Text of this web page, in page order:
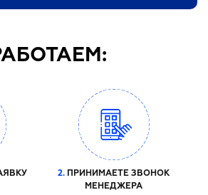
2. ПРИНИМАЕТЕ ЗВОНОК
МЕНЕДЖЕРА